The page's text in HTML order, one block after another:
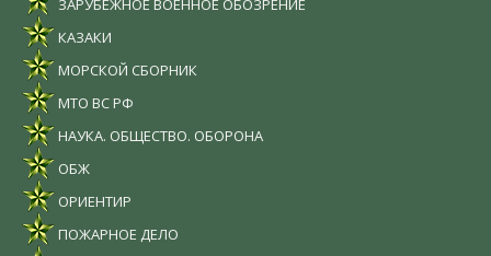
ЗАРУБЕЖНОЕ ВОЕННОЕ ОБОЗРЕНИЕ
КАЗАКИ
МОРСКОЙ СБОРНИК
МТО ВС РФ
НАУКА. ОБЩЕСТВО. ОБОРОНА
ОБЖ
ОРИЕНТИР
ПОЖАРНОЕ ДЕЛО